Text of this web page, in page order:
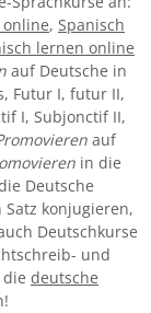
online, Spanisch
lernen online
auf Deutsche in
Futur I, futur II,
I, Subjonctif II,
auf
in die
Deutsche
konjugieren,
Deutschkurse
und
deutsche